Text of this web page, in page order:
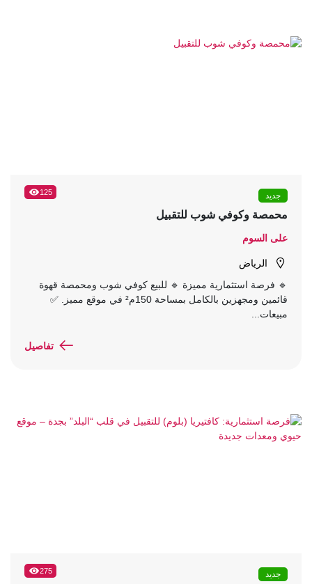
125 جديد
محمصة وكوفي شوب للتقبيل
على السوم
الرياض
🔹 فرصة استثمارية مميزة 🔹 للبيع كوفي شوب ومحمصة قهوة
قائمين ومجهزين بالكامل بمساحة 150م² في موقع مميز. ✅
مبيعات...
تفاصيل
275 جديد